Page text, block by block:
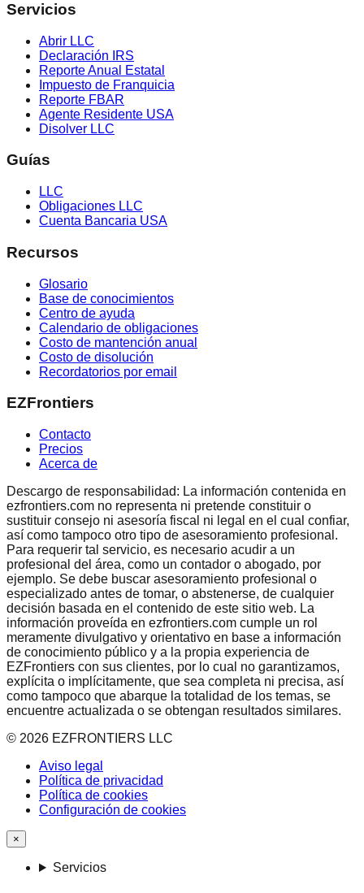
Servicios
Abrir LLC
Declaración IRS
Reporte Anual Estatal
Impuesto de Franquicia
Reporte FBAR
Agente Residente USA
Disolver LLC
Guías
LLC
Obligaciones LLC
Cuenta Bancaria USA
Recursos
Glosario
Base de conocimientos
Centro de ayuda
Calendario de obligaciones
Costo de mantención anual
Costo de disolución
Recordatorios por email
EZFrontiers
Contacto
Precios
Acerca de
Descargo de responsabilidad: La información contenida en
ezfrontiers.com no representa ni pretende constituir o
sustituir consejo ni asesoría fiscal ni legal en el cual confiar,
así como tampoco otro tipo de asesoramiento profesional.
Para requerir tal servicio, es necesario acudir a un
profesional del área, como un contador o abogado, por
ejemplo. Se debe buscar asesoramiento profesional o
especializado antes de tomar, o abstenerse, de cualquier
decisión basada en el contenido de este sitio web. La
información proveída en ezfrontiers.com cumple un rol
meramente divulgativo y orientativo en base a información
de conocimiento público y a la propia experiencia de
EZFrontiers con sus clientes, por lo cual no garantizamos,
explícita o implícitamente, que sea completa ni precisa, así
como tampoco que abarque la totalidad de los temas, se
encuentre actualizada o se obtengan resultados similares.
© 2026 EZFRONTIERS LLC
Aviso legal
Política de privacidad
Política de cookies
Configuración de cookies
×
Servicios